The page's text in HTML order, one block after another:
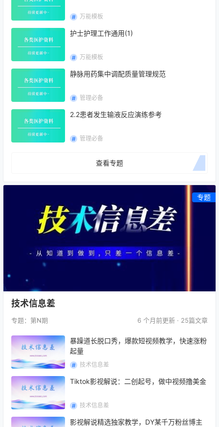
万能模板
护士护理工作通用(1)
万能模板
静脉用药集中调配质量管理规范
管理必备
2.2患者发生输液反应演练参考
管理必备
查看专题
专题
技术信息差
专题：第N期 6 个月前更新 · 25篇文章
暴躁道长脱口秀，爆款短视频教学，快速涨粉
起量
技术信息差
Tiktok影视解说：二创起号，做中视频撸美金
技术信息差
影视解说精选独家教学，DY某千万粉丝博主